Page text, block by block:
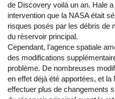
de Discovery voilà un an. Hale
intervention que la NASA était
risques posés par les débris de
du réservoir principal.
Cependant, l’agence spatiale
des modifications
problème. De nombreuses
en effet déjà été apportées, et la
effectuer plus de changements